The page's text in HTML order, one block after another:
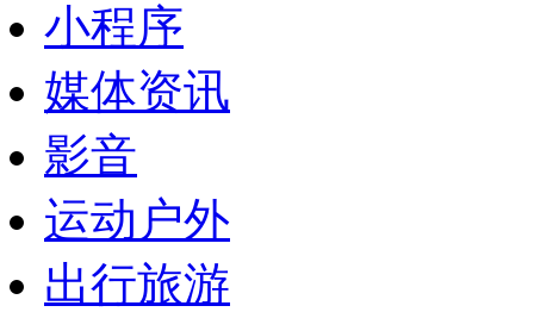
小程序
媒体资讯
影音
运动户外
出行旅游